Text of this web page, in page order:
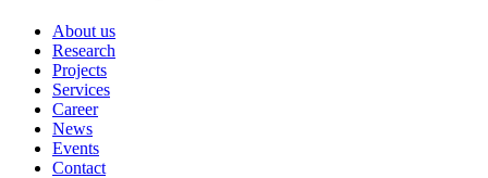
About us
Research
Projects
Services
Career
News
Events
Contact